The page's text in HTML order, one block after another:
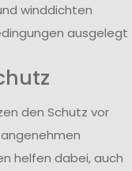
winddichten
ausgelegt
den Schutz vor
helfen dabei, auch